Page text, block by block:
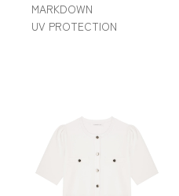
MARKDOWN
UV PROTECTION